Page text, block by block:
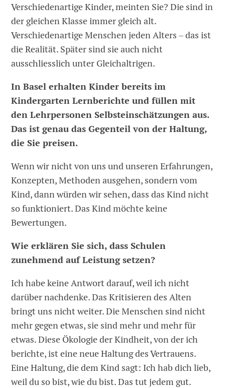
Verschiedenartige Kinder, meinten Sie? Die sind in
der gleichen Klasse immer gleich alt.
Verschiedenartige Menschen jeden Alters – das ist
die Realität. Später sind sie auch nicht
ausschliesslich unter Gleichaltrigen.
In Basel erhalten Kinder bereits im
Kindergarten Lernberichte und füllen mit
den Lehrpersonen Selbsteinschätzungen aus.
Das ist genau das Gegenteil von der Haltung,
die Sie preisen.
Wenn wir nicht von uns und unseren Erfahrungen,
Konzepten, Methoden ausgehen, sondern vom
Kind, dann würden wir sehen, dass das Kind nicht
so funktioniert. Das Kind möchte keine
Bewertungen.
Wie erklären Sie sich, dass Schulen
zunehmend auf Leistung setzen?
Ich habe keine Antwort darauf, weil ich nicht
darüber nachdenke. Das Kritisieren des Alten
bringt uns nicht weiter. Die Menschen sind nicht
mehr gegen etwas, sie sind mehr und mehr für
etwas. Diese Ökologie der Kindheit, von der ich
berichte, ist eine neue Haltung des Vertrauens.
Eine Haltung, die dem Kind sagt: Ich hab dich lieb,
weil du so bist, wie du bist. Das tut jedem gut.